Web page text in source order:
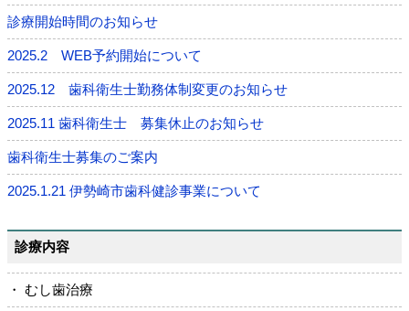
診療開始時間のお知らせ
2025.2 WEB予約開始について
2025.12 歯科衛生士勤務体制変更のお知らせ
2025.11 歯科衛生士 募集休止のお知らせ
歯科衛生士募集のご案内
2025.1.21 伊勢崎市歯科健診事業について
2024.3.10 クレジットカード決済(自由診療）について
2024.3.3 院内無料WiFi設置のお知らせ
診療内容
・ むし歯治療